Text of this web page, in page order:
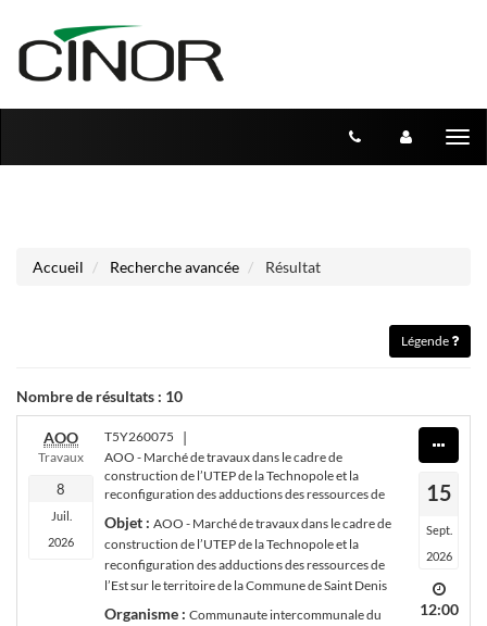
Accueil Recherche avancée Résultat
Légende
Nombre de résultats : 10
AOO
Travaux
8
Juil.
2026
T5Y260075 |
AOO - Marché de travaux dans le cadre de
construction de l’UTEP de la Technopole et la
reconfiguration des adductions des ressources de
Objet : AOO - Marché de travaux dans le cadre de
construction de l’UTEP de la Technopole et la
reconfiguration des adductions des ressources de
l’Est sur le territoire de la Commune de Saint Denis
Organisme : Communaute intercommunale du
15
Sept.
2026
12:00